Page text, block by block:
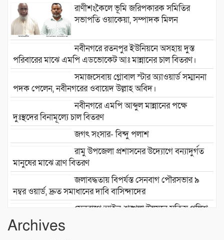
রাণীশংকৈলে ভূমি জরিপকারক সমিতির
সভাপতি ওয়াকেয়া, সম্পাদক মিলন
নবীনগরে রতনপুর ইউনিয়নে অসহায় দুস্ত
পরিবারের মাঝে এমপি এডভোকেট আঃ মান্নানের চাল বিতরণ।
সমাজসেবায় গ্লোবাল স্টার অ্যাওয়ার্ড সম্মাননা
পদক পেলেন, নবীনগরের ওবায়েদ উল্লাহ অবিদ।
নবীনগরে এমপি আব্দুল মান্নানের পক্ষে
দুঃস্থদের বিনামূল্যে চাল বিতরণ
জগৎ সংসার- বিন্দু পলাশ
রামু উপজেলা প্রশাসনের উদ্যোগে বন্যাদুর্গত
মানুষের মাঝে ত্রাণ বিতরণ
জলাবদ্ধতায় বিপর্যস্ত সেনবাগ পৌরসভার ৯
নম্বর ওয়ার্ড, দ্রুত সমাধানের দাবি বাসিন্দাদের
সেনবাগে আইন-শৃঙ্খলা উন্নয়নে সক্রিয় পুলিশ,
নেতৃত্বে ওসি আবদুর রহিম
Archives